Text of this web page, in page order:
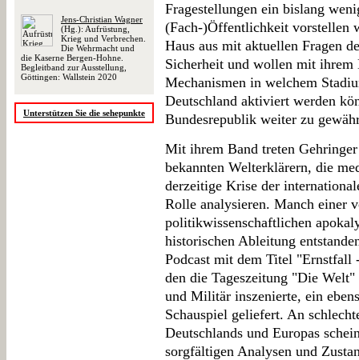
Jens-Christian Wagner
(Hg.): Aufrüstung,
Krieg und Verbrechen.
Die Wehrmacht und
die Kaserne Bergen-Hohne.
Begleitband zur Ausstellung,
Göttingen: Wallstein 2020
Unterstützen Sie die sehepunkte
Fragestellungen ein bislang
(Fach-)Öffentlichkeit vorstellen
Haus aus mit aktuellen Fragen
Sicherheit und wollen mit
Mechanismen in welchem
Deutschland aktiviert werden
Bundesrepublik weiter zu
Mit ihrem Band treten
bekannten Welterklärern, die
derzeitige Krise der
Rolle analysieren. Manch einer
politikwissenschaftlichen
historischen Ableitung
Podcast mit dem Titel "Ernstfall
den die Tageszeitung "Die
und Militär inszenierte, ein
Schauspiel geliefert. An
Deutschlands und Europas
sorgfältigen Analysen und